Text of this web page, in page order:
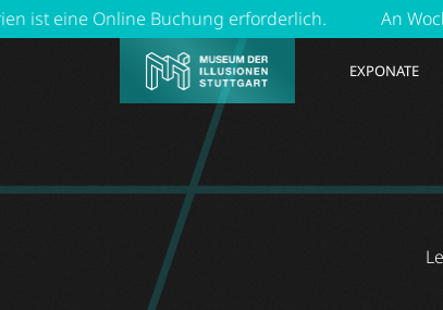
Online Buchung erforderlich. An
EXPONATE